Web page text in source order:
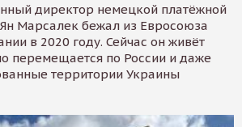
директор немецкой платёжной
Марсалек бежал из Евросоюза
в 2020 году. Сейчас он живёт
перемещается по России и даже
территории Украины